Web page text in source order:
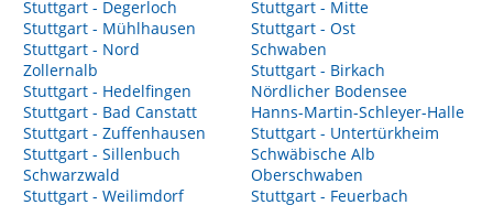
Stuttgart - Degerloch
Stuttgart - Mühlhausen
Stuttgart - Nord
Zollernalb
Stuttgart - Hedelfingen
Stuttgart - Bad Canstatt
Stuttgart - Zuffenhausen
Stuttgart - Sillenbuch
Schwarzwald
Stuttgart - Weilimdorf
Stuttgart - Mitte
Stuttgart - Ost
Schwaben
Stuttgart - Birkach
Nördlicher Bodensee
Hanns-Martin-Schleyer-Halle
Stuttgart - Untertürkheim
Schwäbische Alb
Oberschwaben
Stuttgart - Feuerbach